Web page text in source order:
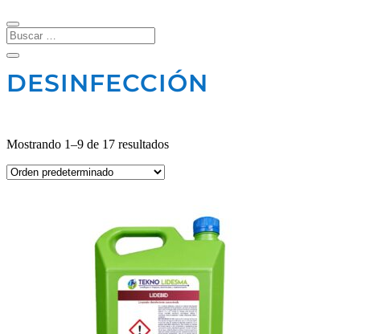
DESINFECCIÓN
Mostrando 1–9 de 17 resultados